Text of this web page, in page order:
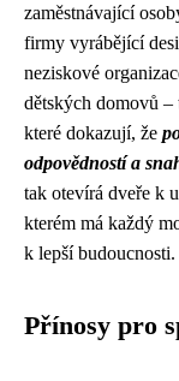
zaměstnávající
firmy vyrábějící
neziskové
dětských domovů –
které dokazují, že
odpovědností a
tak otevírá dveře k
kterém má každý
k lepší budoucnosti.
Přínosy pro